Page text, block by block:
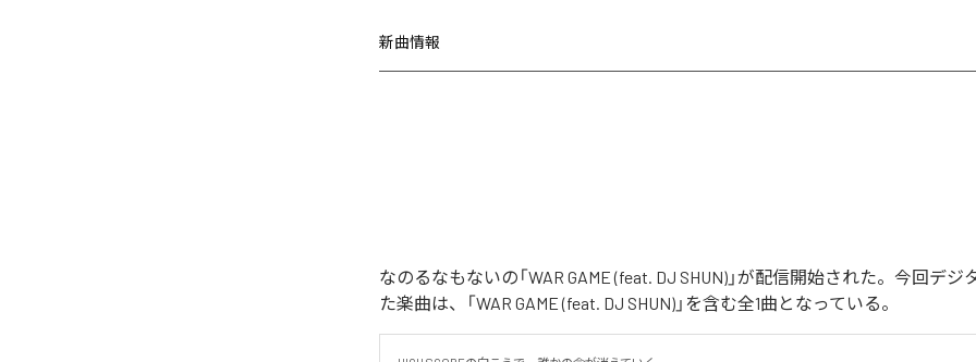
新曲情報
なのるなもないの「WAR GAME (feat. DJ SHUN)」が配信開始された。今回デジ
た楽曲は、「WAR GAME (feat. DJ SHUN)」を含む全1曲となっている。